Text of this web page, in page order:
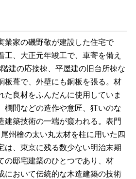
家の磯野敬が建設した住宅で
工、大正元年竣工で、車寄を備え
建の応接棟、平屋建の旧台所棟な
板葺で、外壁にも銅板を張る。材
た良材をふんだんに使用していま
欄間などの造作や意匠、狂いのな
建築技術の一端が窺われる。表門
州檜の太い丸太材を柱に用いた四
は、東京に残る数少ない明治末期
の邸宅建築のひとつであり、材
において伝統的な木造建築の技術